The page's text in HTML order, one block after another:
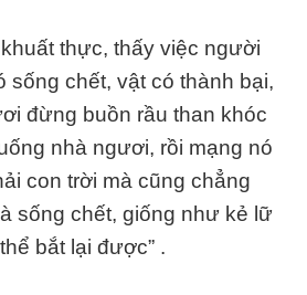
thực, thấy việc người
sống chết, vật có thành bại,
đừng buồn rầu than khóc
nhà ngươi, rồi mạng nó
con trời mà cũng chẳng
sống chết, giống như kẻ lữ
bắt lại được” .